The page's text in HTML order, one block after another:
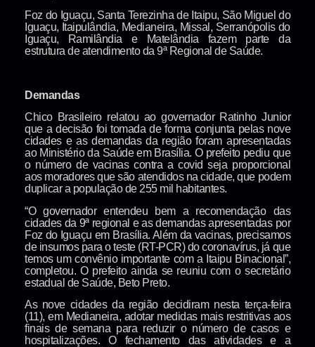
Foz do Iguaçu, Santa Terezinha de Itaipu, São Miguel do
Iguaçu, Itaipulândia, Medianeira, Missal, Serranópolis do
Iguaçu, Ramilândia e Matelândia fazem parte da
estrutura de atendimento da 9ª Regional de Saúde.
Demandas
Chico Brasileiro relatou ao governador Ratinho Junior
que a decisão foi tomada de forma conjunta pelas nove
cidades e as demandas da região foram apresentadas
ao Ministério da Saúde em Brasília. O prefeito pediu que
o número de vacinas contra a covid seja proporcional
aos moradores que são atendidos na cidade, que podem
duplicar a população de 255 mil habitantes.
“O governador entendeu bem a recomendação das
cidades da 9ª regional e as demandas apresentadas por
Foz do Iguaçu em Brasília. Além da vacinas, precisamos
de insumos para o teste (RT-PCR) do coronavírus, já que
temos um convênio importante com a Itaipu Binacional”,
completou. O prefeito ainda se reuniu com o secretário
estadual de Saúde, Beto Preto.
As nove cidades da região decidiram nesta terça-feira
(11), em Medianeira, adotar medidas mais restritivas aos
finais de semana para reduzir o número de casos e
hospitalizações. O fechamento das atividades e a